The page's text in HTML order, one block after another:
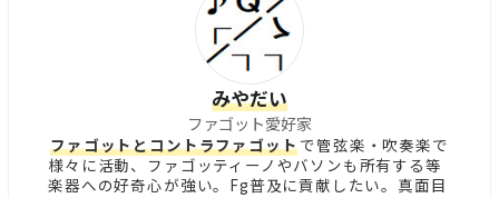
みやだい
ファゴット愛好家
ファゴットとコントラファゴットで管弦楽・吹奏楽で
様々に活動、ファゴッティーノやバソンも所有する等
楽器への好奇心が強い。Fg普及に貢献したい。真面目